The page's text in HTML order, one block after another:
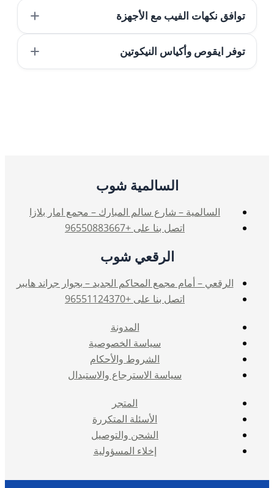
توافق نكهات الفيب مع الأجهزة
توفر ايقوص وأكياس النيكوتين
السالمية شوب
السالمية – شارع سالم المبارك – مجمع امار بلازا
اتصل بنا على +96550883667
الرقعي شوب
الرقعي – أمام مجمع المحاكم الجديد – بجوار جراند هايبر
اتصل بنا على +96551124370
المدونة
سياسة الخصوصية
الشروط والأحكام
سياسة الاسترجاع والاستبدال
المتجر
الأسئلة المتكررة
الشحن والتوصيل
إخلاء المسؤولية